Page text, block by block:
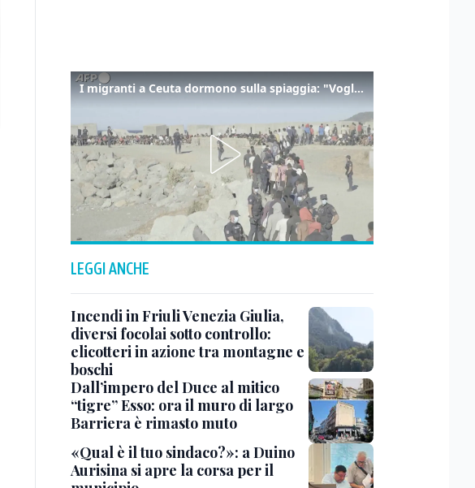
I migranti a Ceuta dormono sulla spiaggia: "Vogliamo entrare in Europa"
LEGGI ANCHE
Incendi in Friuli Venezia Giulia,
diversi focolai sotto controllo:
elicotteri in azione tra montagne e
boschi
Dall’impero del Duce al mitico
“tigre” Esso: ora il muro di largo
Barriera è rimasto muto
«Qual è il tuo sindaco?»: a Duino
Aurisina si apre la corsa per il